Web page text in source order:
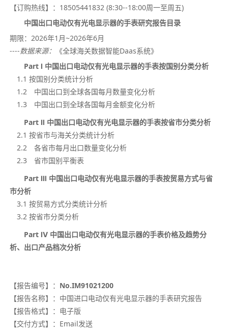
【订购热线】： 18505441832 (8:30--18:00周一至周五)
中国出口电动仅有光电显示器的手表研究报告目录
期限： 2026年1月~2026年6月
----数据来源：
《全球海关数据智能Daas系统》
Part Ⅰ 中国出口电动仅有光电显示器的手表按国别分类分析
1.1 按国别分类统计分析
1.2 中国出口到全球各国每月数量变化分析
1.3 中国出口到全球各国每月金额变化分析
Part Ⅱ 中国出口电动仅有光电显示器的手表按省市分类分析
2.1 按省市与海关分类统计分析
2.2 各省市每月出口数量变化分析
2.3 省市国别平衡表
Part Ⅲ 中国出口电动仅有光电显示器的手表按贸易方式与省
市分析
3.1 按贸易方式分类统计分析
3.2 按省市分类分析
Part Ⅳ 中国出口电动仅有光电显示器的手表价格及趋势分
析、出口产品档次分析
【报告编号】： No.IM91021200
【报告名称】： 中国进口电动仅有光电显示器的手表研究报告
【报告格式】： 电子版
【交付方式】： Email发送